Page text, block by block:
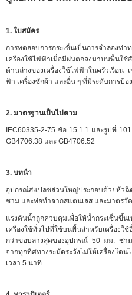
1. ใบสมัคร
การทดสอบการกระเซ็นเป็นการจำลองท่
เครื่องใช้ไฟฟ้าเมื่อมีฝนตกลงมาบนพื้นใ
ด้านล่างของเครื่องใช้ไฟฟ้าในครัวเรือน
ฟ้า เครื่องซักผ้า และอื่น ๆ ที่มีระดับการป้อ
2. มาตรฐานเป็นไปตาม
IEC60335-2-75 ข้อ 15.1.1 และรูปที่
GB4706.38 และ GB4706.52
3. บทนำ
อุปกรณ์สแปลชส่วนใหญ่ประกอบด้วยหัวฉี
ชาม และท่อทำจากสแตนเลส และมาตรวั
แรงดันน้ำถูกควบคุมเพื่อให้น้ำกระเซ็นขึ้
เครื่องใช้ทั่วไปที่ใช้บนพื้นสำหรับเครื่อง
กว่าขอบล่างสุดของอุปกรณ์ 50 มม. ชาม
จากทุกทิศทางระมัดระวังไม่ให้เครื่องโดน
เวลา 5 นาที